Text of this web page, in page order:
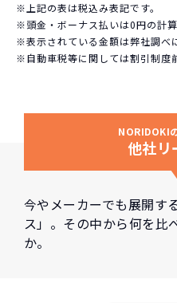
※上記の表は税込み表記です。
※頭金・ボーナス払いは0円の計算
※表示されている金額は弊社調べ
※自動車税等に関しては割引制度
NORIDOKI
他社リ
今やメーカーでも展開す
ス」。その中から何を比
か。